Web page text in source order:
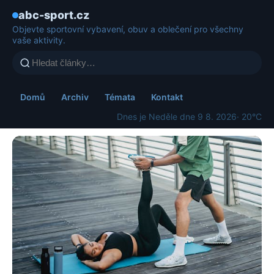
abc-sport.cz
Objevte sportovní vybavení, obuv a oblečení pro všechny
vaše aktivity.
Domů Archiv Témata
Kontakt
Dnes je Neděle dne 9 8. 2026· 20°C